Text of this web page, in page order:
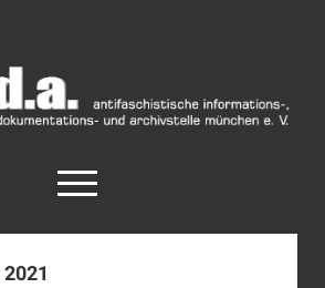
open
menu
facebook
rss info@aida-archiv.de